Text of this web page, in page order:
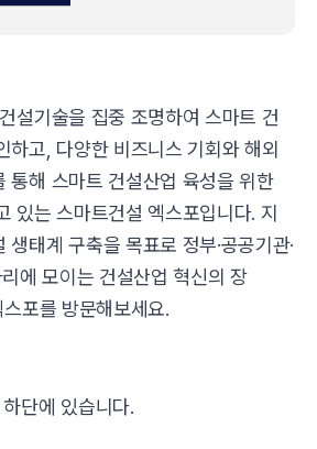
설기술을 집중 조명하여 스마트 건
하고, 다양한 비즈니스 기회와 해외
통해 스마트 건설산업 육성을 위한
있는 스마트건설 엑스포입니다. 지
생태계 구축을 목표로 정부·공공기관·
에 모이는 건설산업 혁신의 장
포를 방문해보세요.
단에 있습니다.